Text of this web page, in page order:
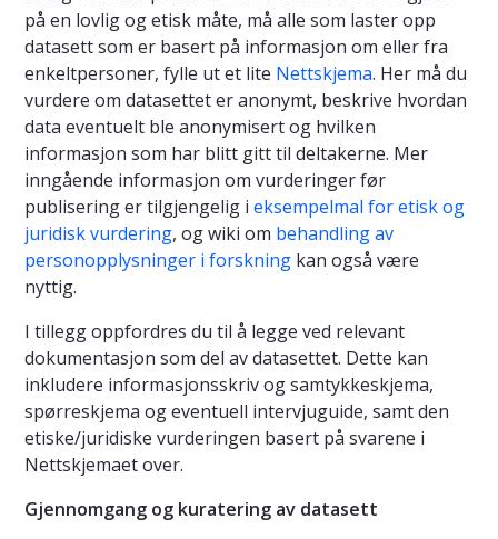
på en lovlig og etisk måte, må alle som laster opp
datasett som er basert på informasjon om eller fra
enkeltpersoner, fylle ut et lite Nettskjema. Her må du
vurdere om datasettet er anonymt, beskrive hvordan
data eventuelt ble anonymisert og hvilken
informasjon som har blitt gitt til deltakerne. Mer
inngående informasjon om vurderinger før
publisering er tilgjengelig i eksempelmal for etisk og
juridisk vurdering, og wiki om behandling av
personopplysninger i forskning kan også være
nyttig.
I tillegg oppfordres du til å legge ved relevant
dokumentasjon som del av datasettet. Dette kan
inkludere informasjonsskriv og samtykkeskjema,
spørreskjema og eventuell intervjuguide, samt den
etiske/juridiske vurderingen basert på svarene i
Nettskjemaet over.
Gjennomgang og kuratering av datasett